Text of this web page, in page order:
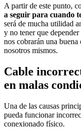
A partir de este punto,
a seguir para cuando
será de mucha utilidad
y no tener que
nos cobrarán una
nosotros mismos.
Cable
en malas
Una de las causas
pueda funcionar
conexionado físico.